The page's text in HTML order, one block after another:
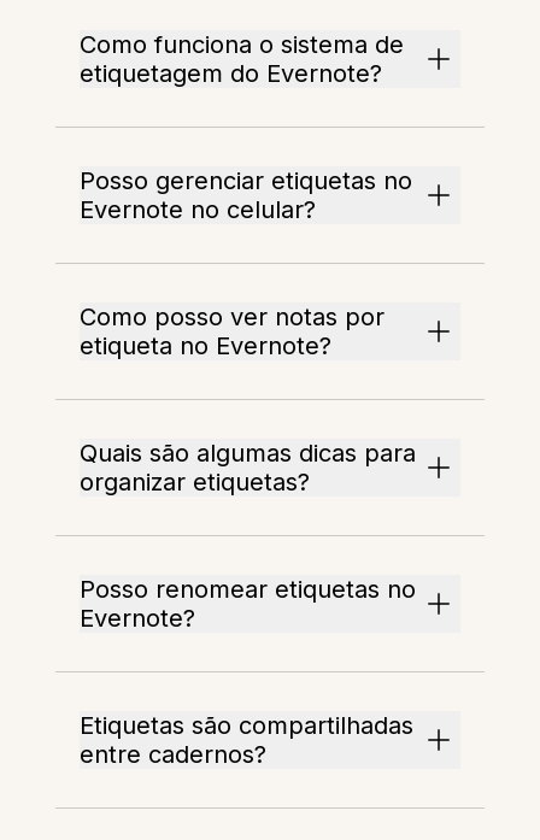
Como funciona o sistema de
etiquetagem do Evernote?
Posso gerenciar etiquetas no
Evernote no celular?
Como posso ver notas por
etiqueta no Evernote?
Quais são algumas dicas para
organizar etiquetas?
Posso renomear etiquetas no
Evernote?
Etiquetas são compartilhadas
entre cadernos?